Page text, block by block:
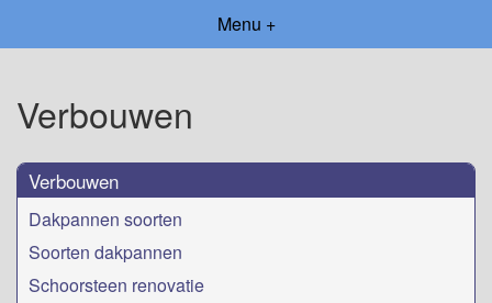
Menu +
Verbouwen
Verbouwen
Dakpannen soorten
Soorten dakpannen
Schoorsteen renovatie